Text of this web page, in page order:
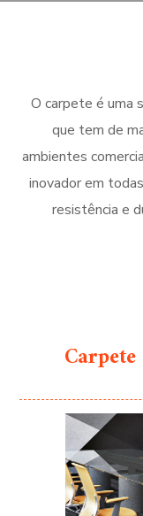
O carpete é uma
que tem de
ambientes
inovador em
resistência e